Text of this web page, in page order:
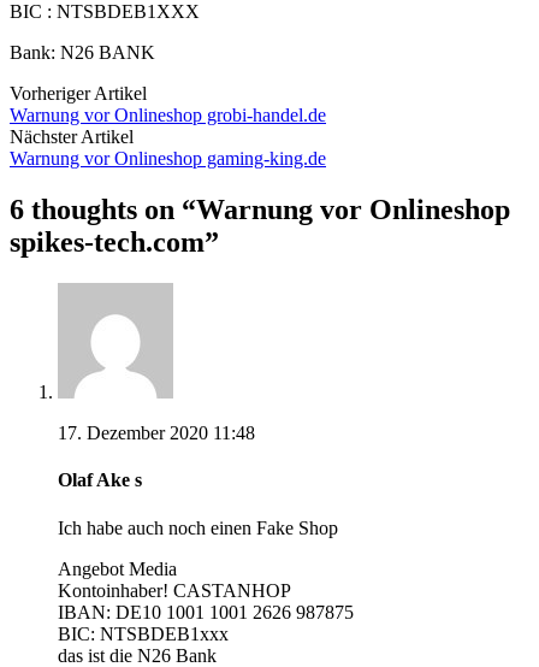
BIC : NTSBDEB1XXX
Bank: N26 BANK
Vorheriger Artikel
Warnung vor Onlineshop grobi-handel.de
Nächster Artikel
Warnung vor Onlineshop gaming-king.de
6 thoughts on “Warnung vor Onlineshop
spikes-tech.com”
17. Dezember 2020 11:48
Olaf Ake s
Ich habe auch noch einen Fake Shop
Angebot Media
Kontoinhaber! CASTANHOP
IBAN: DE10 1001 1001 2626 987875
BIC: NTSBDEB1xxx
das ist die N26 Bank